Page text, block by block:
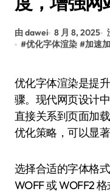
由 dawei 8 月 8, 2025
#优化字体渲染 #加速
优化字体渲染是提升网站性能和用户体验的重要步
骤。现代网页设计
直接关系到页面加
优化策略，可以显
选择合适的字体格
WOFF 或 WOFF2